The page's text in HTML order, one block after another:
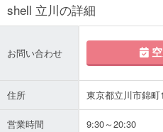
shell 立川の詳細
お問い合わせ 空
住所 東京都立川市錦町
営業時間 9:30～20:30